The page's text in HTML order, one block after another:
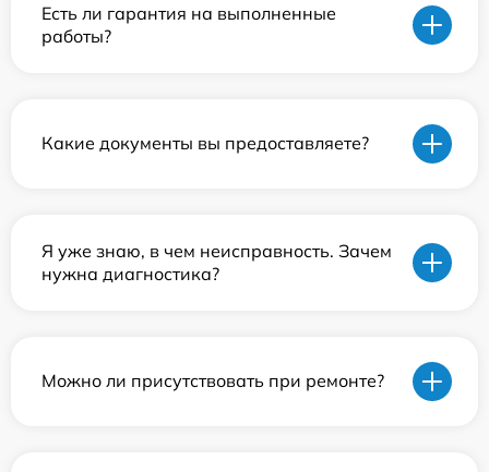
Есть ли гарантия на выполненные
работы?
Какие документы вы предоставляете?
Я уже знаю, в чем неисправность. Зачем
нужна диагностика?
Можно ли присутствовать при ремонте?